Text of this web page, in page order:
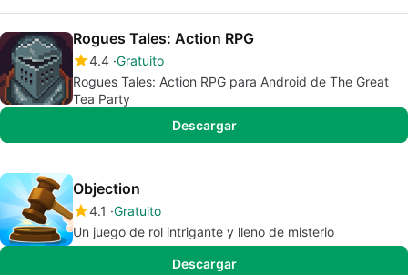
Rogues Tales: Action RPG
4.4 Gratuito
Rogues Tales: Action RPG para Android de The Great
Tea Party
Descargar
Objection
4.1 Gratuito
Un juego de rol intrigante y lleno de misterio
Descargar